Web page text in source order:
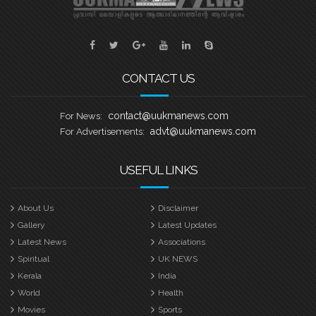
സെവൻ സ്റ്റാർ ബോട്ട് ക്ലബ് കവൻട്രി
യുക്മ കേരള പൂരം വള്ളംകളി
CONTACT US
For News: contact@uukmanews.com
For Advertisements: advt@uukmanews.com
USEFUL LINKS
About Us
Disclaimer
Gallery
Latest Updates
Latest News
Associations
Spiritual
UK NEWS
Kerala
India
World
Health
Movies
Sports